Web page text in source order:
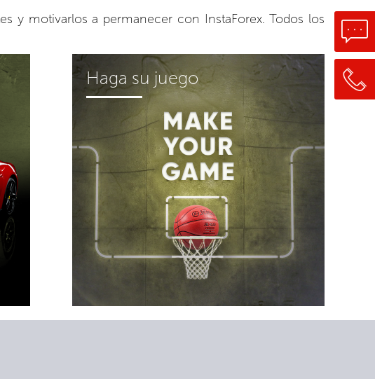
y motivarlos a permanecer con InstaForex. Todos los
a
Haga su juegoHaga su juego
Para los proyectos, portales y foros
más sólidos, podemos organizar un
concurso individual, solo para visitantes
de su sitio web o miembros de su
grupo asociado. ¡Si quiere crear uno,
solo contáctenos!